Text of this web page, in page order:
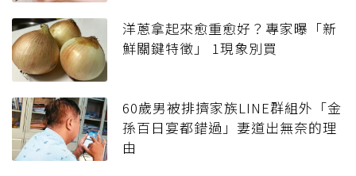
洋蔥拿起來愈重愈好？專家曝「新
鮮關鍵特徵」 1現象別買
60歲男被排擠家族LINE群組外「金
孫百日宴都錯過」妻道出無奈的理
由